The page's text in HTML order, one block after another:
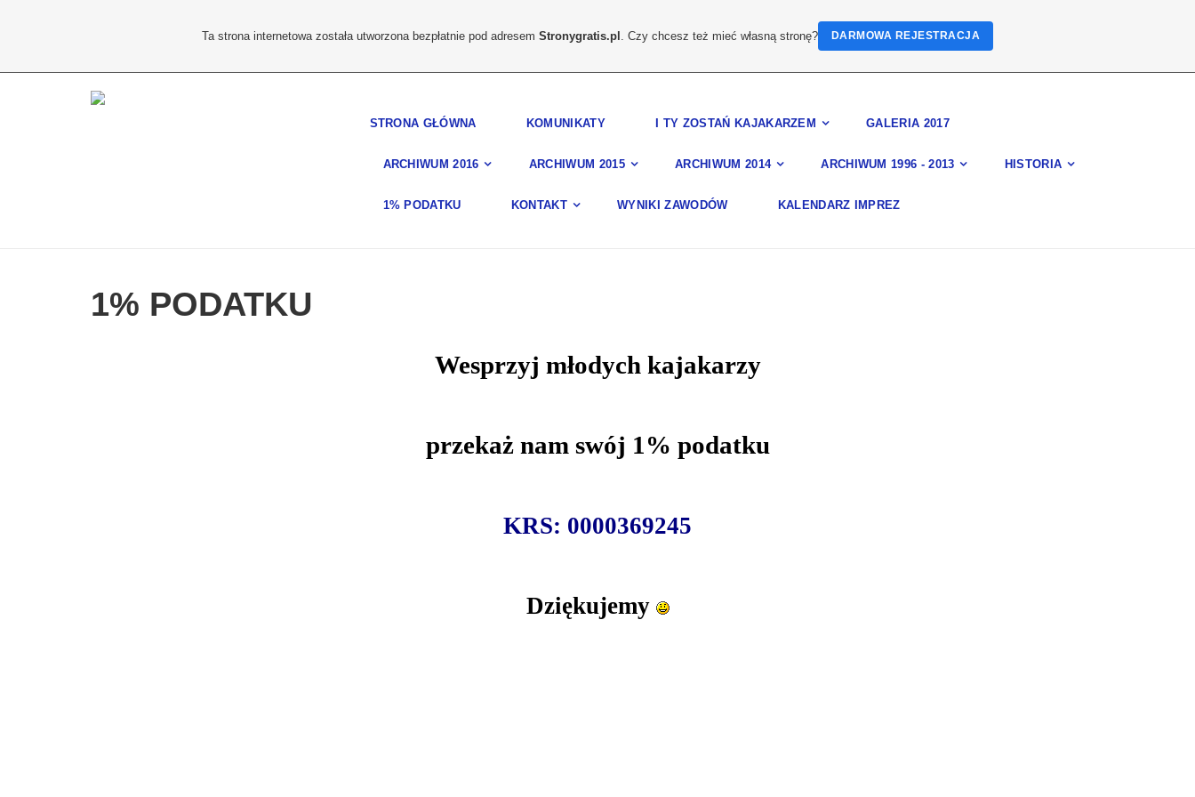
STRONA GŁÓWNA KOMUNIKATY I TY ZOSTAŃ KAJAKARZEM GALERIA 2017
ARCHIWUM 2016 ARCHIWUM 2015 ARCHIWUM 2014 ARCHIWUM 1996 - 2013 HISTORIA
1% PODATKU KONTAKT WYNIKI ZAWODÓW KALENDARZ IMPREZ
1% PODATKU
Wesprzyj młodych kajakarzy
przekaż nam swój 1% podatku
KRS: 0000369245
Dziękujemy
Ta strona internetowa została utworzona bezpłatnie pod adresem Stronygratis.pl . Czy chcesz też mieć własną stronę? DARMOWA REJESTRACJA